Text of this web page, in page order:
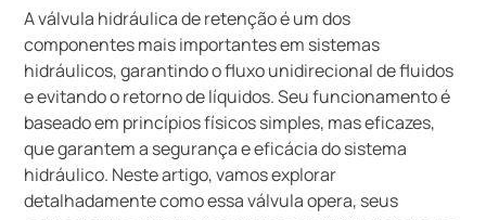
A válvula hidráulica de retenção é um dos
componentes mais importantes em sistemas
hidráulicos, garantindo o fluxo unidirecional de fluidos
e evitando o retorno de líquidos. Seu funcionamento é
baseado em princípios físicos simples, mas eficazes,
que garantem a segurança e eficácia do sistema
hidráulico. Neste artigo, vamos explorar
detalhadamente como essa válvula opera, seus